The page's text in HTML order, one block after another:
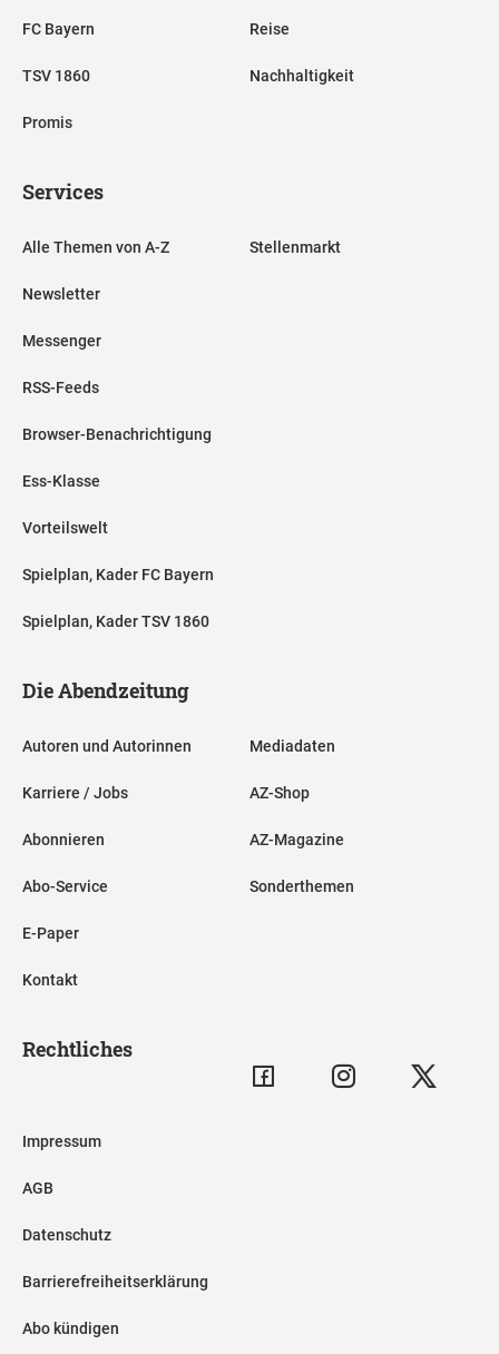
FC Bayern
TSV 1860
Promis
Reise
Nachhaltigkeit
Services
Alle Themen von A-Z
Newsletter
Messenger
RSS-Feeds
Browser-Benachrichtigung
Ess-Klasse
Vorteilswelt
Spielplan, Kader FC Bayern
Spielplan, Kader TSV 1860
Stellenmarkt
Die Abendzeitung
Autoren und Autorinnen
Karriere / Jobs
Abonnieren
Abo-Service
E-Paper
Kontakt
Mediadaten
AZ-Shop
AZ-Magazine
Sonderthemen
Rechtliches
Impressum
AGB
Datenschutz
Barrierefreiheitserklärung
Abo kündigen